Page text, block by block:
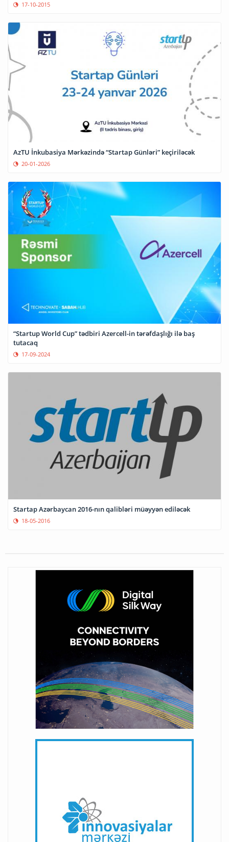
17-10-2015
AzTU İnkubasiya Mərkəzində “Startap Günləri” keçiriləcək
20-01-2026
“Startup World Cup” tədbiri Azercell-in tərəfdaşlığı ilə baş
tutacaq
17-09-2024
Startap Azərbaycan 2016-nın qalibləri müəyyən ediləcək
18-05-2016